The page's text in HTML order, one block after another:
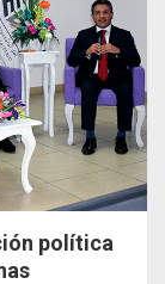
política